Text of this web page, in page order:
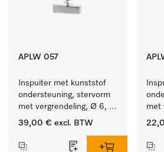
APLW 057
Inspuiter met kunststof
ondersteuning, stervorm
met vergrendeling, Ø 6,
lengte 275 mm.
39,00 € excl. BTW
met